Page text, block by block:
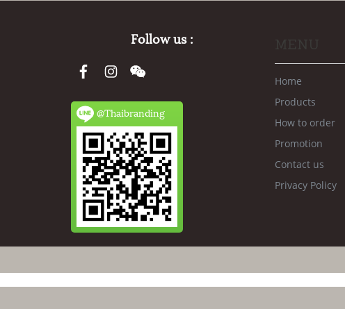
Follow us :
@Thaibranding
Home
Products
How to order
Promotion
Contact us
Privacy Policy